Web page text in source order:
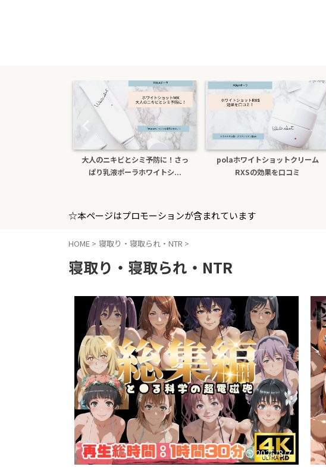
polaホワイトショットクリーム
RXSの効果を口コミ
色白になりたい！30代以上にpola
ホワイトショットl...
☆本ページはプロモーションが含まれています
HOME > 寝取り・寝取られ・NTR >
寝取り・寝取られ・NTR
2026/8/7